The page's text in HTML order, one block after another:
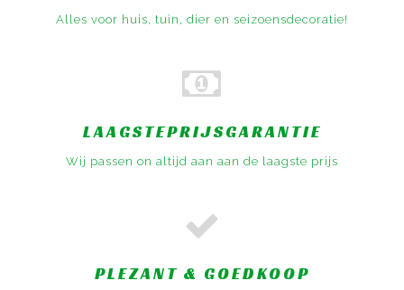
Alles voor huis, tuin, dier en seizoensdecoratie!
LAAGSTEPRIJSGARANTIE
Wij passen on altijd aan aan de laagste prijs
PLEZANT & GOEDKOOP